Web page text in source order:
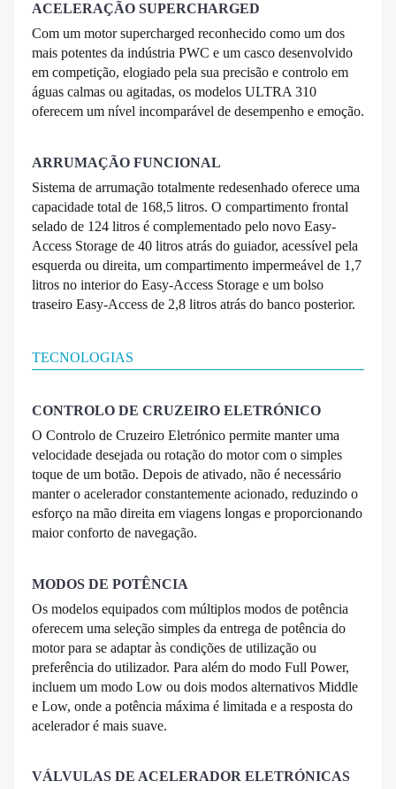
ACELERAÇÃO SUPERCHARGED
Com um motor supercharged reconhecido como um dos
mais potentes da indústria PWC e um casco desenvolvido
em competição, elogiado pela sua precisão e controlo em
águas calmas ou agitadas, os modelos ULTRA 310
oferecem um nível incomparável de desempenho e emoção.
ARRUMAÇÃO FUNCIONAL
Sistema de arrumação totalmente redesenhado oferece uma
capacidade total de 168,5 litros. O compartimento frontal
selado de 124 litros é complementado pelo novo Easy-
Access Storage de 40 litros atrás do guiador, acessível pela
esquerda ou direita, um compartimento impermeável de 1,7
litros no interior do Easy-Access Storage e um bolso
traseiro Easy-Access de 2,8 litros atrás do banco posterior.
TECNOLOGIAS
CONTROLO DE CRUZEIRO ELETRÓNICO
O Controlo de Cruzeiro Eletrónico permite manter uma
velocidade desejada ou rotação do motor com o simples
toque de um botão. Depois de ativado, não é necessário
manter o acelerador constantemente acionado, reduzindo o
esforço na mão direita em viagens longas e proporcionando
maior conforto de navegação.
MODOS DE POTÊNCIA
Os modelos equipados com múltiplos modos de potência
oferecem uma seleção simples da entrega de potência do
motor para se adaptar às condições de utilização ou
preferência do utilizador. Para além do modo Full Power,
incluem um modo Low ou dois modos alternativos Middle
e Low, onde a potência máxima é limitada e a resposta do
acelerador é mais suave.
VÁLVULAS DE ACELERADOR ELETRÓNICAS